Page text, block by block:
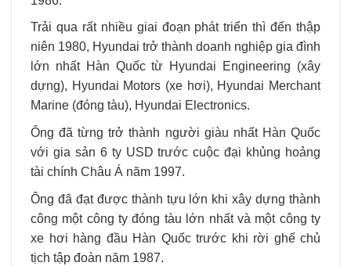
Trải qua rất nhiều giai đoạn phát triển thì đến thập
niên 1980, Hyundai trở thành doanh nghiệp gia đình
lớn nhất Hàn Quốc từ Hyundai Engineering (xây
dựng), Hyundai Motors (xe hơi), Hyundai Merchant
Marine (đóng tàu), Hyundai Electronics.
Ông đã từng trở thành người giàu nhất Hàn Quốc
với gia sản 6 ty USD trước cuộc đại khủng hoảng
tài chính Châu Á năm 1997.
Ông đã đạt được thành tựu lớn khi xây dựng thành
công một công ty đóng tàu lớn nhất và một công ty
xe hơi hàng đầu Hàn Quốc trước khi rời ghế chủ
tịch tập đoàn năm 1987.